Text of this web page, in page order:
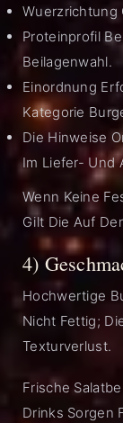
Wuerzrichtung
Proteinprofil
Beilagenwahl.
Einordnung
Kategorie
Die Hinweise
Im Liefer- Und
Wenn Keine
Gilt Die Auf
4)
Hochwertige
Nicht Fettig;
Texturverlust.
Frische
Drinks Sorgen